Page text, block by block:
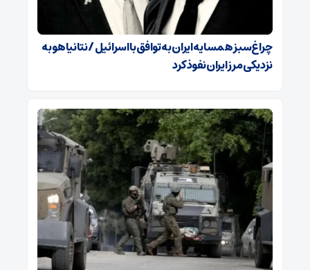
چراغ‌سبز همسایه ایران به توافق با اسرائیل / نتانیاهو به
نزدیکی مرز ایران نفوذ کرد